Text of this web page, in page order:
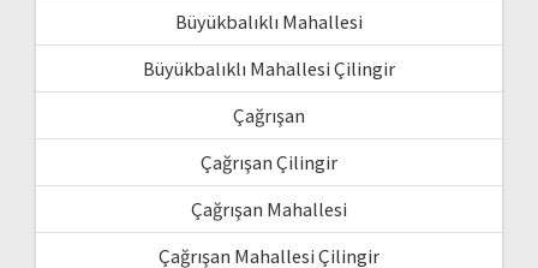
Büyükbalıklı Mahallesi
Büyükbalıklı Mahallesi Çilingir
Çağrışan
Çağrışan Çilingir
Çağrışan Mahallesi
Çağrışan Mahallesi Çilingir